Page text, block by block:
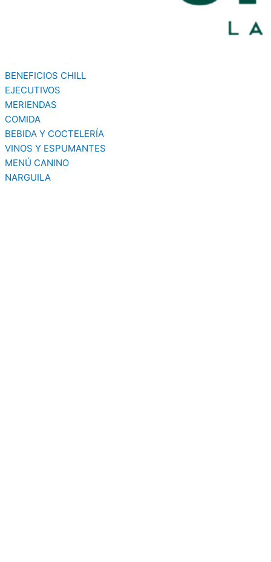
BENEFICIOS CHILL
EJECUTIVOS
MERIENDAS
COMIDA
BEBIDA Y COCTELERÍA
VINOS Y ESPUMANTES
MENÚ CANINO
NARGUILA